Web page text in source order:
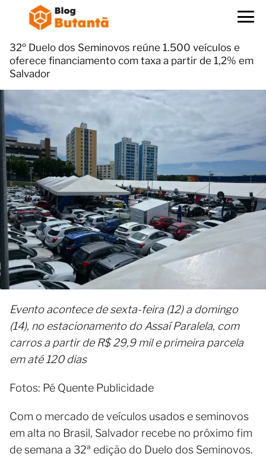
32º Duelo dos Seminovos reúne 1.500 veículos e
oferece financiamento com taxa a partir de 1,2% em
Salvador
Evento acontece de sexta-feira (12) a domingo
(14), no estacionamento do Assaí Paralela, com
carros a partir de R$ 29,9 mil e primeira parcela
em até 120 dias
Fotos: Pé Quente Publicidade
Com o mercado de veículos usados e seminovos
em alta no Brasil, Salvador recebe no próximo fim
de semana a 32ª edição do Duelo dos Seminovos.